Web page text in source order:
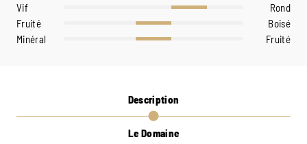
Vif
Rond
Fruité
Boisé
Minéral
Fruité
Description
Le Domaine